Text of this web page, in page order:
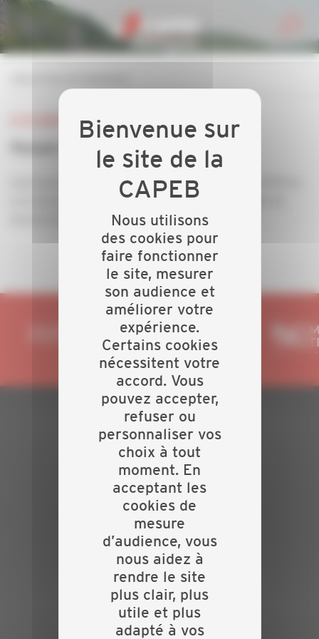
LE 22 JUIN 2018
Forum Innovation et Artisanat
Quel que soit votre métier, celui-ci évolue... La CAPEB du
Lot vous offre l'opportunité de découvrir les outils de
demain lors d'un forum construit pour vous.
PLAN DU SITE
Actualités
Evénements
Présentation
Nos batailles
Nos services
Contact
INFORMATIONS
Crédits
Mentions légales
Politique de confidentialité
Personnaliser la gestion des cookies
Nous utilisons
des cookies pour
faire fonctionner
le site, mesurer
son audience et
améliorer votre
expérience.
Certains cookies
nécessitent votre
accord. Vous
pouvez accepter,
refuser ou
personnaliser vos
choix à tout
moment. En
acceptant les
cookies de
mesure
d’audience, vous
nous aidez à
rendre le site
plus clair, plus
utile et plus
adapté à vos